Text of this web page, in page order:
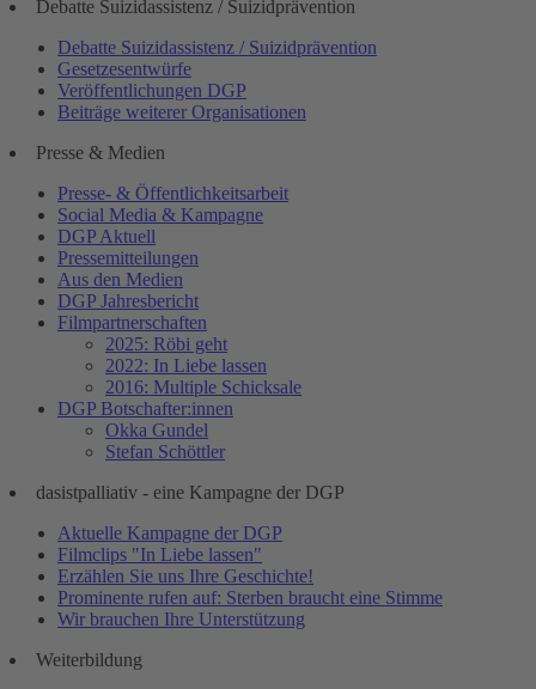
Debatte Suizidassistenz / Suizidprävention
Debatte Suizidassistenz / Suizidprävention
Gesetzesentwürfe
Veröffentlichungen DGP
Beiträge weiterer Organisationen
Presse & Medien
Presse- & Öffentlichkeitsarbeit
Social Media & Kampagne
DGP Aktuell
Pressemitteilungen
Aus den Medien
DGP Jahresbericht
Filmpartnerschaften
2025: Röbi geht
2022: In Liebe lassen
2016: Multiple Schicksale
DGP Botschafter:innen
Okka Gundel
Stefan Schöttler
dasistpalliativ - eine Kampagne der DGP
Aktuelle Kampagne der DGP
Filmclips "In Liebe lassen"
Erzählen Sie uns Ihre Geschichte!
Prominente rufen auf: Sterben braucht eine Stimme
Wir brauchen Ihre Unterstützung
Weiterbildung